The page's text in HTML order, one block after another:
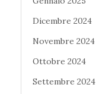
Dicembre 2024
Novembre 2024
Ottobre 2024
Settembre 2024